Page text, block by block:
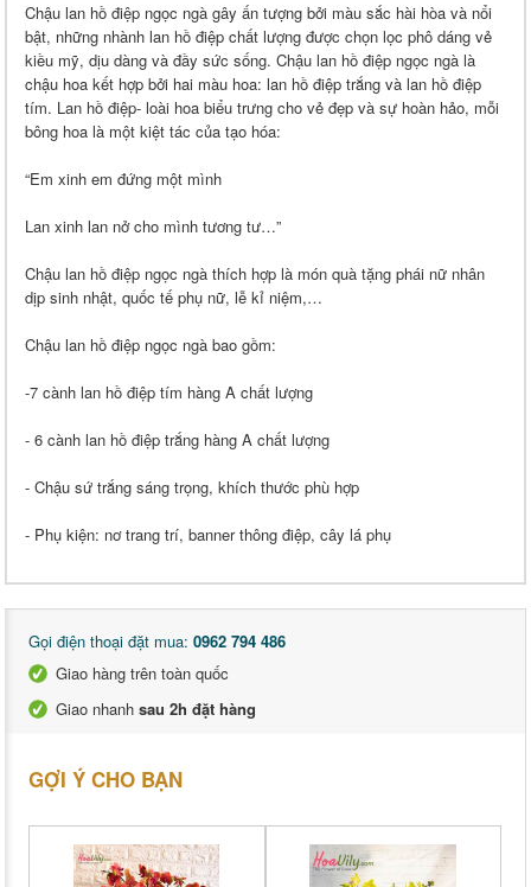
Chậu lan hồ điệp ngọc ngà gây ấn tượng bởi màu sắc hài hòa và nổi
bật, những nhành lan hồ điệp chất lượng được chọn lọc phô dáng vẻ
kiều mỹ, dịu dàng và đầy sức sống. Chậu lan hồ điệp ngọc ngà là
chậu hoa kết hợp bởi hai màu hoa: lan hồ điệp trắng và lan hồ điệp
tím. Lan hồ điệp- loài hoa biểu trưng cho vẻ đẹp và sự hoàn hảo, mỗi
bông hoa là một kiệt tác của tạo hóa:
“Em xinh em đứng một mình
Lan xinh lan nở cho mình tương tư…”
Chậu lan hồ điệp ngọc ngà thích hợp là món quà tặng phái nữ nhân
dịp sinh nhật, quốc tế phụ nữ, lễ kỉ niệm,…
Chậu lan hồ điệp ngọc ngà bao gồm:
-7 cành lan hồ điệp tím hàng A chất lượng
- 6 cành lan hồ điệp trắng hàng A chất lượng
- Chậu sứ trắng sáng trọng, khích thước phù hợp
- Phụ kiện: nơ trang trí, banner thông điệp, cây lá phụ
Gọi điện thoại đặt mua: 0962 794 486
Giao hàng trên toàn quốc
Giao nhanh sau 2h đặt hàng
GỢI Ý CHO BẠN